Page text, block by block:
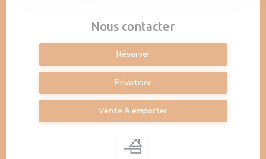
Nous contacter
Réserver
Privatiser
Vente à emporter